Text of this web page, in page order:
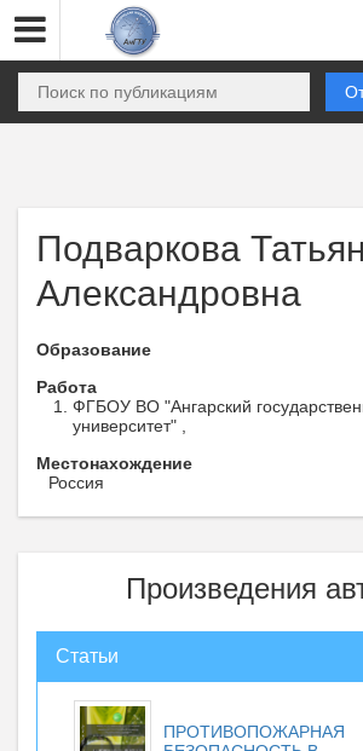
Подваркова
Александровна
Образование
Работа
ФГБОУ ВО "Ангарский
университет" ,
Местонахождение
Россия
Произведения
Статьи
ПРОТИВОПОЖАРНАЯ